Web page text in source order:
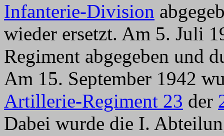
Infanterie-Division
wieder ersetzt. Am 5. Juli
Regiment abgegeben und
Am 15. September 1942
Artillerie-Regiment 23 der
Dabei wurde die I.